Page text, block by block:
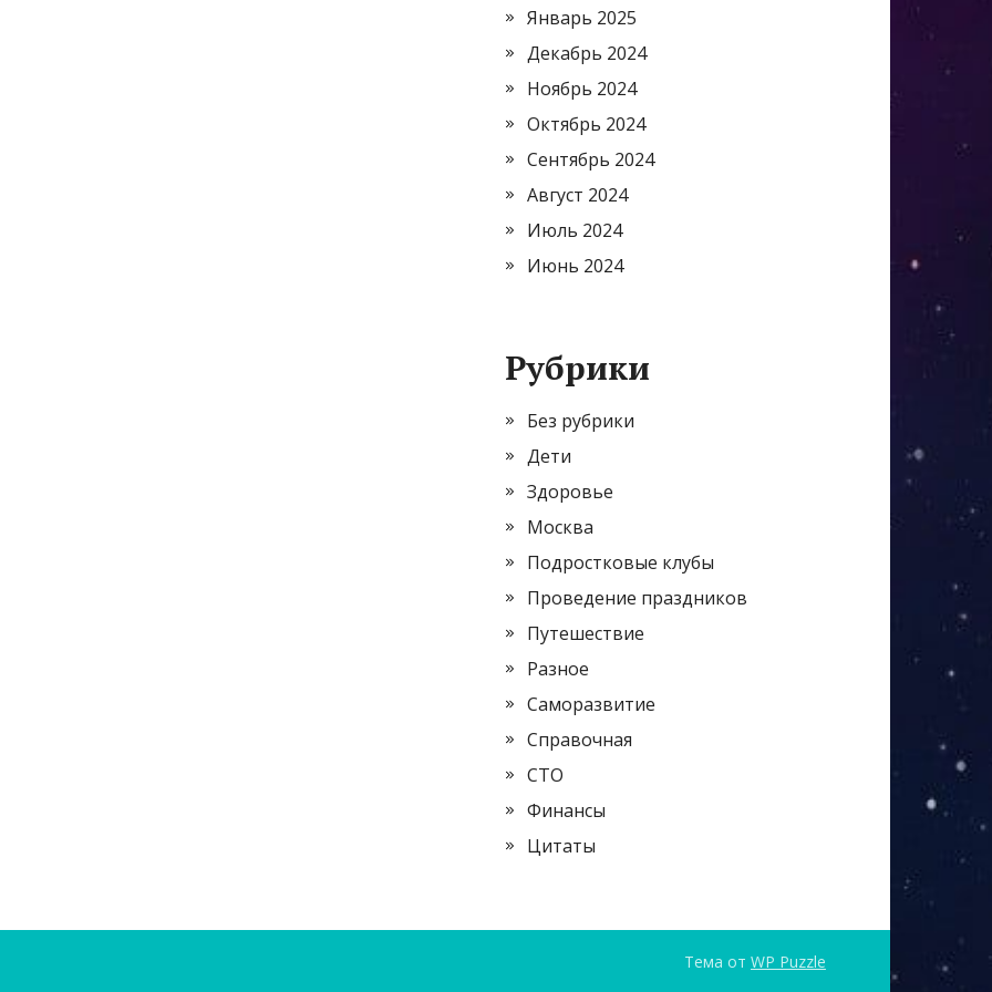
Январь 2025
Декабрь 2024
Ноябрь 2024
Октябрь 2024
Сентябрь 2024
Август 2024
Июль 2024
Июнь 2024
Рубрики
Без рубрики
Дети
Здоровье
Москва
Подростковые клубы
Проведение праздников
Путешествие
Разное
Саморазвитие
Справочная
СТО
Финансы
Цитаты
Тема от WP Puzzle